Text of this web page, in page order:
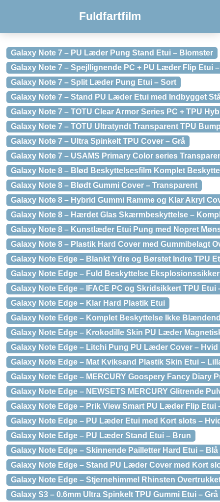
Fuldfartfilm
Galaxy Note 7 – PU Læder Pung Stand Etui – Blomster
Galaxy Note 7 – Spejllignende PC + PU Læder Flip Etui
Galaxy Note 7 – Split Læder Pung Etui – Sort
Galaxy Note 7 – Stand PU Læder Etui med Indbygget
Galaxy Note 7 – TOTU Clear Armor Series PC + TPU
Galaxy Note 7 – TOTU Ultratyndt Transparent TPU
Galaxy Note 7 – Ultra Spinkelt TPU Cover – Grå
Galaxy Note 7 – USAMS Primary Color series
Galaxy Note 8 – Blød Beskyttelsesfilm Komplet
Galaxy Note 8 – Blødt Gummi Cover – Transparent
Galaxy Note 8 – Hybrid Gummi Ramme og Klar Akryl
Galaxy Note 8 – Hærdet Glas Skærmbeskyttelse –
Galaxy Note 8 – Kunstlæder Etui Pung med Nopret
Galaxy Note 8 – Plastik Hard Cover med Gummibelagt
Galaxy Note Edge – Blankt Ydre og Børstet Indre TPU
Galaxy Note Edge – Fuld Beskyttelse
Galaxy Note Edge – IFACE PC og Skridsikkert TPU Etui
Galaxy Note Edge – Klar Hard Plastik Etui
Galaxy Note Edge – Komplet Beskyttelse Ikke
Galaxy Note Edge – Krokodille Skin PU Læder
Galaxy Note Edge – Litchi Pung PU Læder Cover – Hvid
Galaxy Note Edge – Mat Kviksand Plastik Skin Etui –
Galaxy Note Edge – MERCURY Goospery Fancy Diary
Galaxy Note Edge – NEWSETS MERCURY Glitrende
Galaxy Note Edge – Prik View Smart PU Læder Flip Etui
Galaxy Note Edge – PU Læder Etui med Kort slots –
Galaxy Note Edge – PU Læder Stand Etui – Brun
Galaxy Note Edge – Skinnende Pailletter Hard Etui – Blå
Galaxy Note Edge – Stand PU Læder Cover med Kort
Galaxy Note Edge – Stjernehimmel Rhinsten
Galaxy S3 – 0.6mm Ultra Spinkelt TPU Gummi Etui – Grå